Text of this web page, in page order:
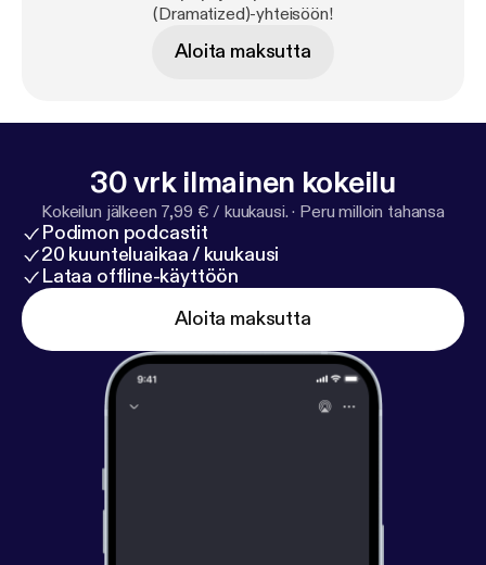
(Dramatized)-yhteisöön!
Aloita maksutta
30 vrk ilmainen kokeilu
Kokeilun jälkeen 7,99 € / kuukausi. · Peru milloin tahansa
Podimon podcastit
20 kuunteluaikaa / kuukausi
Lataa offline-käyttöön
Aloita maksutta